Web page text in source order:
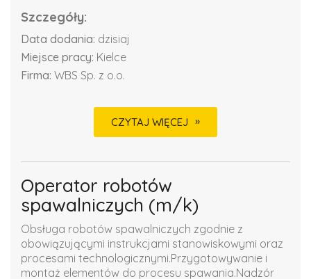
Szczegóły:
Data dodania: dzisiaj
Miejsce pracy: Kielce
Firma: WBS Sp. z o.o.
CZYTAJ WIĘCEJ
Operator robotów
spawalniczych (m/k)
Obsługa robotów spawalniczych zgodnie z
obowiązującymi instrukcjami stanowiskowymi oraz
procesami technologicznymi.Przygotowywanie i
montaż elementów do procesu spawania.Nadzór